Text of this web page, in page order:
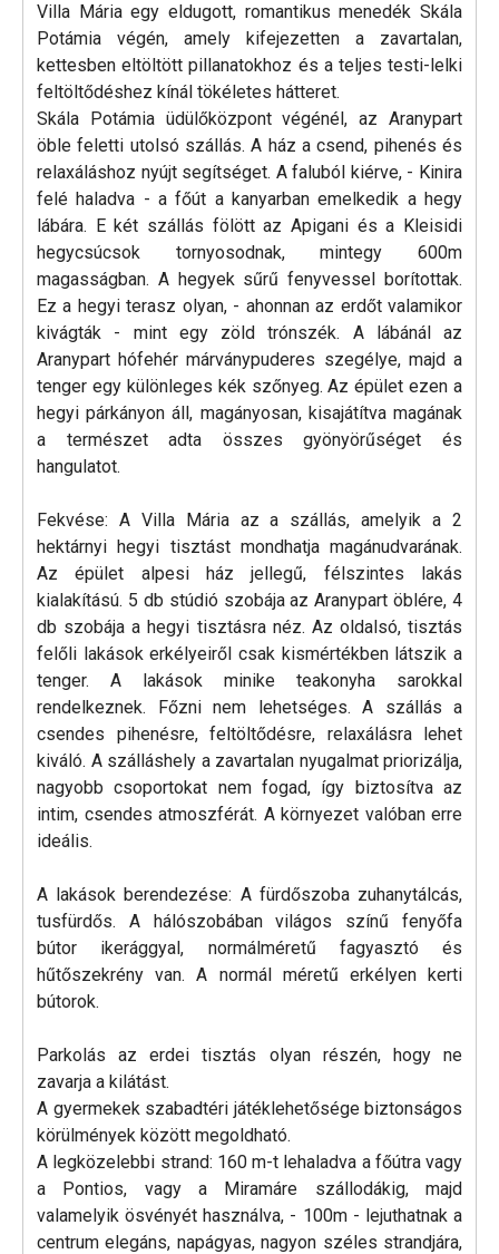
Villa Mária egy eldugott, romantikus menedék Skála
Potámia végén, amely kifejezetten a zavartalan,
kettesben eltöltött pillanatokhoz és a teljes testi-lelki
feltöltődéshez kínál tökéletes hátteret.
Skála Potámia üdülőközpont végénél, az Aranypart
öble feletti utolsó szállás. A ház a csend, pihenés és
relaxáláshoz nyújt segítséget. A faluból kiérve, - Kinira
felé haladva - a főút a kanyarban emelkedik a hegy
lábára. E két szállás fölött az Apigani és a Kleisidi
hegycsúcsok tornyosodnak, mintegy 600m
magasságban. A hegyek sűrű fenyvessel borítottak.
Ez a hegyi terasz olyan, - ahonnan az erdőt valamikor
kivágták - mint egy zöld trónszék. A lábánál az
Aranypart hófehér márványpuderes szegélye, majd a
tenger egy különleges kék szőnyeg. Az épület ezen a
hegyi párkányon áll, magányosan, kisajátítva magának
a természet adta összes gyönyörűséget és
hangulatot.
Fekvése: A Villa Mária az a szállás, amelyik a 2
hektárnyi hegyi tisztást mondhatja magánudvarának.
Az épület alpesi ház jellegű, félszintes lakás
kialakítású. 5 db stúdió szobája az Aranypart öblére, 4
db szobája a hegyi tisztásra néz. Az oldalsó, tisztás
felőli lakások erkélyeiről csak kismértékben látszik a
tenger. A lakások minike teakonyha sarokkal
rendelkeznek. Főzni nem lehetséges. A szállás a
csendes pihenésre, feltöltődésre, relaxálásra lehet
kiváló. A szálláshely a zavartalan nyugalmat priorizálja,
nagyobb csoportokat nem fogad, így biztosítva az
intim, csendes atmoszférát. A környezet valóban erre
ideális.
A lakások berendezése: A fürdőszoba zuhanytálcás,
tusfürdős. A hálószobában világos színű fenyőfa
bútor ikerággyal, normálméretű fagyasztó és
hűtőszekrény van. A normál méretű erkélyen kerti
bútorok.
Parkolás az erdei tisztás olyan részén, hogy ne
zavarja a kilátást.
A gyermekek szabadtéri játéklehetősége biztonságos
körülmények között megoldható.
A legközelebbi strand: 160 m-t lehaladva a főútra vagy
a Pontios, vagy a Miramáre szállodákig, majd
valamelyik ösvényét használva, - 100m - lejuthatnak a
centrum elegáns, napágyas, nagyon széles strandjára,